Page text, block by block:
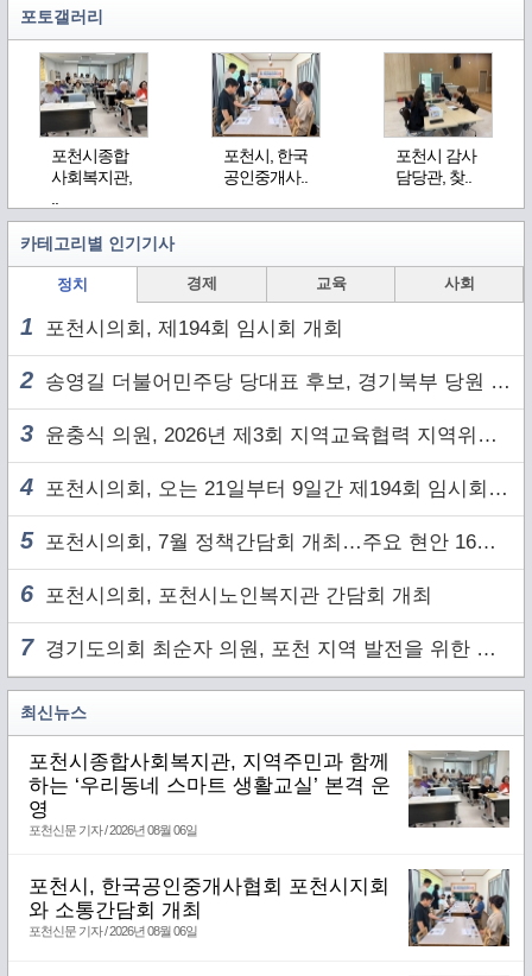
포토갤러리
포천시종합
사회복지관,
포천시, 한국
공인중개사..
포천시 감사
담당관, 찾..
카테고리별 인기기사
정치 경제 교육 사회
1 포천시의회, 제194회 임시회 개회
2 송영길 더불어민주당 당대표 후보, 경기북부 당원 및 2030 세대와 ‘소통 행보’
3 윤충식 의원, 2026년 제3회 지역교육협력 지역위원회 주재
4 포천시의회, 오는 21일부터 9일간 제194회 임시회 개회
5 포천시의회, 7월 정책간담회 개최…주요 현안 16건 점검
6 포천시의회, 포천시노인복지관 간담회 개최
7경기도의회 최순자 의원, 포천 지역 발전을 위한 정담회 개최
최신뉴스
포천시종합사회복지관, 지역주민과 함께
하는 ‘우리동네 스마트 생활교실’ 본격 운
영
포천신문 기자 / 2026년 08월 06일
포천시, 한국공인중개사협회 포천시지회
와 소통간담회 개최
포천신문 기자 / 2026년 08월 06일